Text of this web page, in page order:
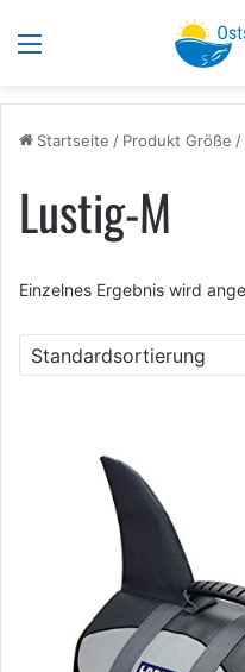
Menü
Startseite / Produkt Größe /
Lustig-M
Einzelnes Ergebnis wird